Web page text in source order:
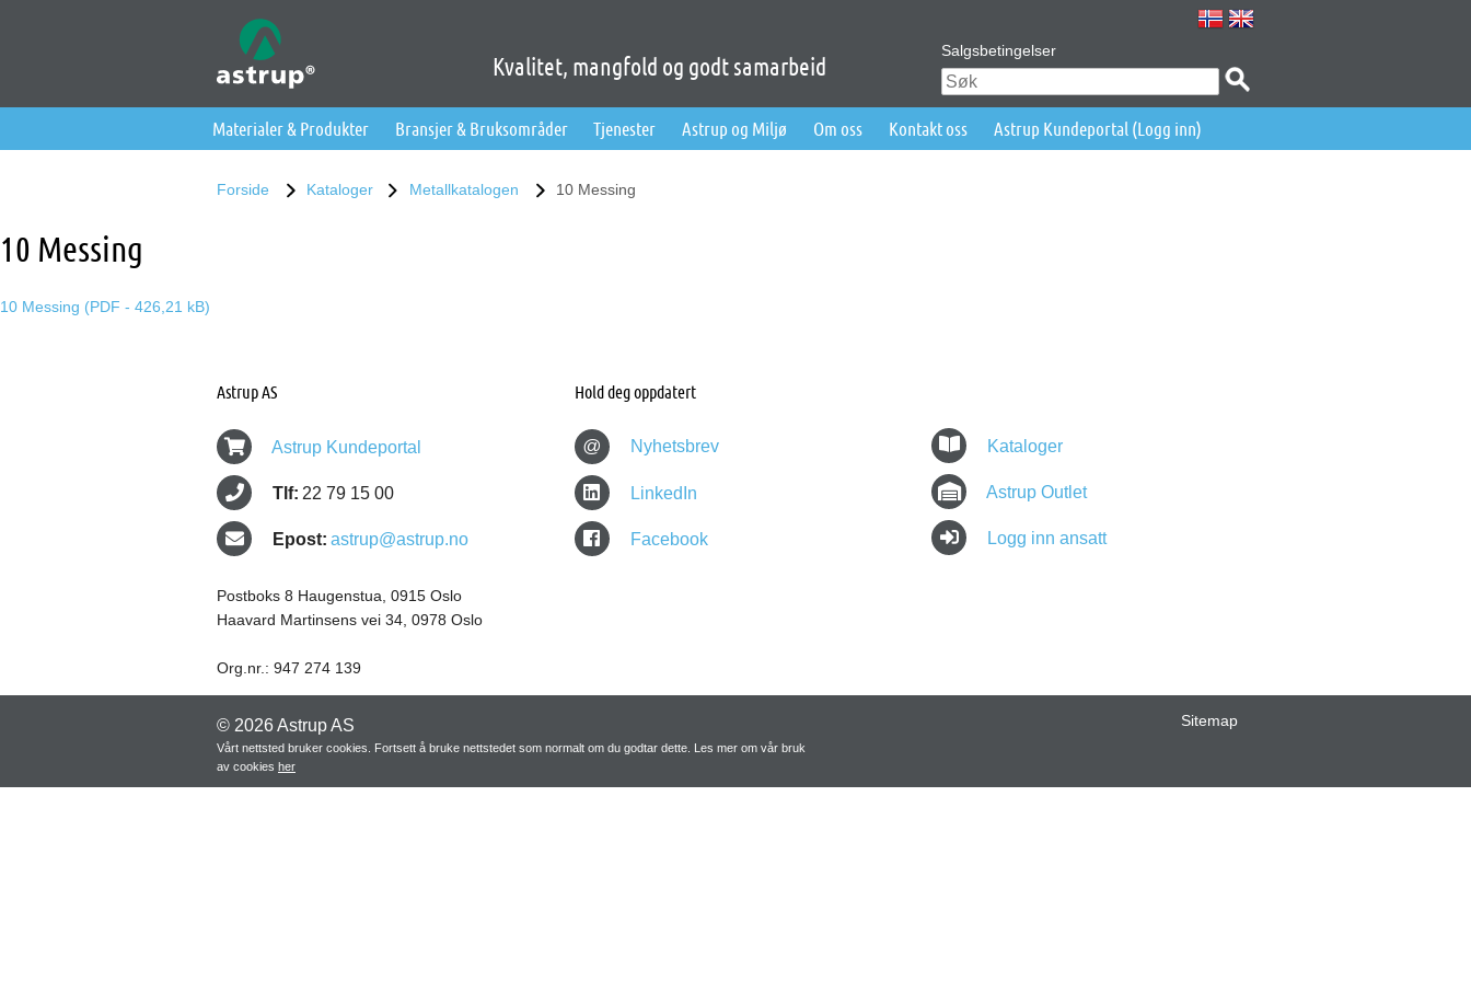
Kvalitet, mangfold og godt samarbeid
Salgsbetingelser
Materialer & Produkter Bransjer & Bruksområder Tjenester Astrup og Miljø Om oss Kontakt oss Astrup Kundeportal (Logg inn)
Forside Kataloger Metallkatalogen 10 Messing
10 Messing
10 Messing (PDF - 426,21 kB)
Astrup AS
Astrup Kundeportal
Tlf: 22 79 15 00
Epost: astrup@astrup.no
Postboks 8 Haugenstua, 0915 Oslo
Haavard Martinsens vei 34, 0978 Oslo
Org.nr.: 947 274 139
Hold deg oppdatert
@ Nyhetsbrev
LinkedIn
Facebook
Kataloger
Astrup Outlet
Logg inn ansatt
© 2026 Astrup AS
Vårt nettsted bruker cookies. Fortsett å bruke nettstedet som normalt om du godtar dette. Les mer om vår bruk
av cookies her
Sitemap